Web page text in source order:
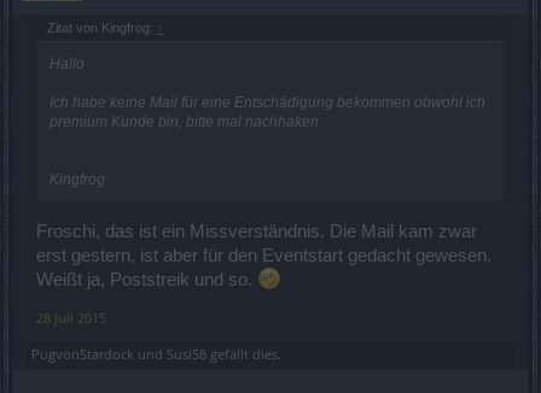
Zitat von Kingfrog: ↑
Hallo
Ich habe keine Mail für eine Entschädigung bekommen obwohl ich
premium Kunde bin, bitte mal nachhaken
Kingfrog
Froschi, das ist ein Missverständnis. Die Mail kam zwar
erst gestern, ist aber für den Eventstart gedacht gewesen.
Weißt ja, Poststreik und so.
28 Juli 2015
PugvonStardock und Susi58 gefällt dies.